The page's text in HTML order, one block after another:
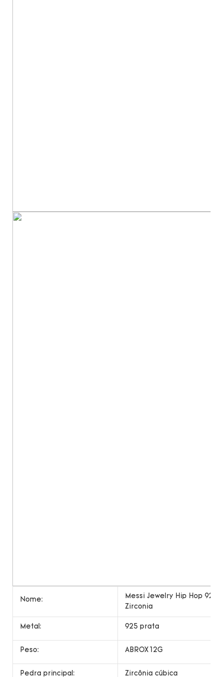
Nome:
Messi Jewelry Hip Hop 925
Zirconia
Metal: 925 prata
Peso: ABROX 12G
Pedra principal: Zircônia cúbica